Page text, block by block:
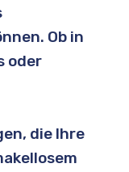
Ob in
oder
die Ihre